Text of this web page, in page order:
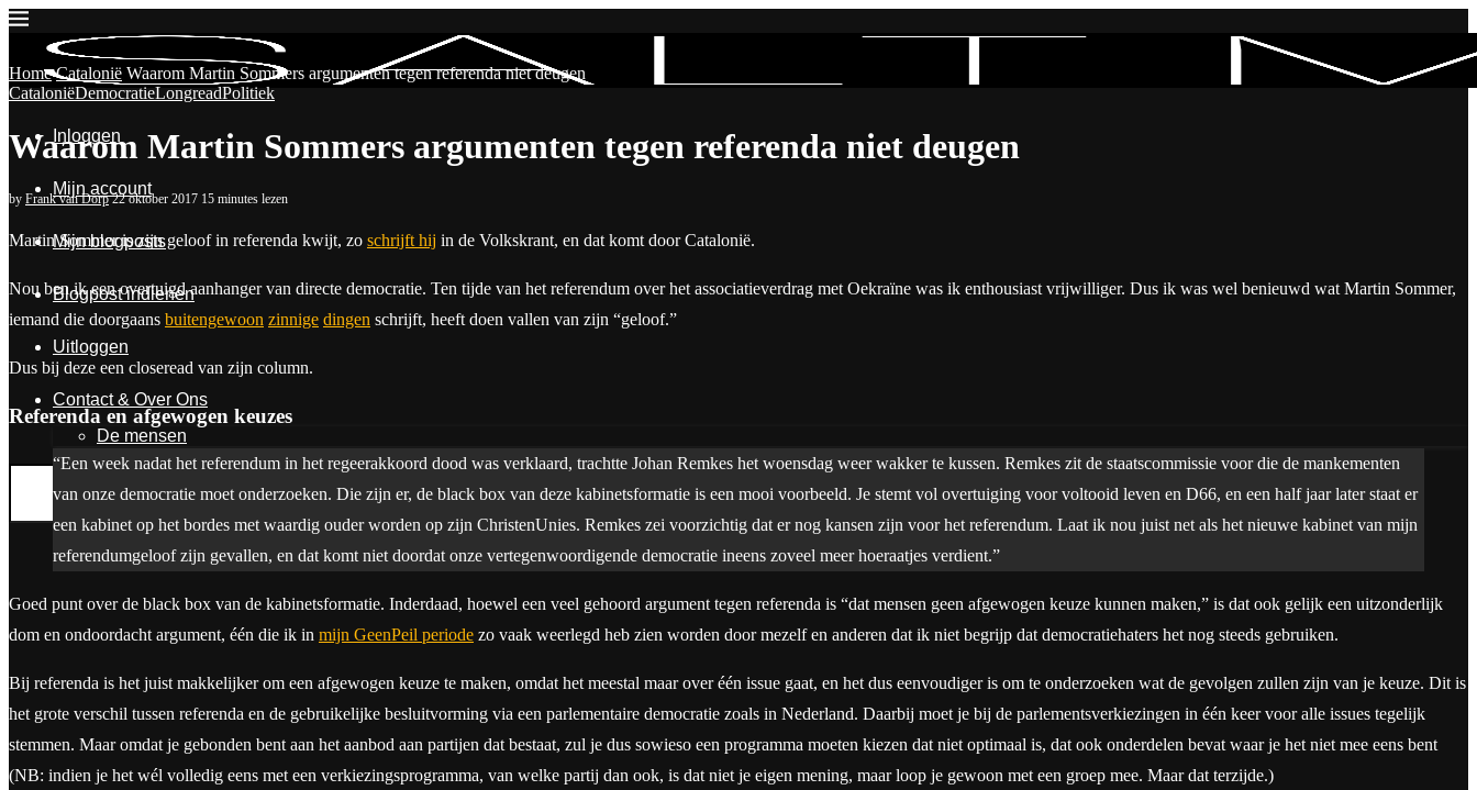
Inloggen
Mijn account
Mijn blogposts
Blogpost indienen
Uitloggen
Contact & Over Ons
De mensen
Search
Home Catalonië Waarom Martin Sommers argumenten tegen referenda niet deugen
CataloniëDemocratieLongreadPolitiek
Waarom Martin Sommers argumenten tegen referenda niet deugen
by Frank van Dorp 22 oktober 2017 15 minutes lezen
Martin Sommer is zijn geloof in referenda kwijt, zo schrijft hij in de Volkskrant, en dat komt door Catalonië.
Nou ben ik een overtuigd aanhanger van directe democratie. Ten tijde van het referendum over het associatieverdrag met Oekraïne was ik enthousiast vrijwilliger. Dus ik was wel benieuwd wat Martin Sommer,
iemand die doorgaans buitengewoon zinnige dingen schrijft, heeft doen vallen van zijn “geloof.”
Dus bij deze een closeread van zijn column.
Referenda en afgewogen keuzes
“Een week nadat het referendum in het regeerakkoord dood was verklaard, trachtte Johan Remkes het woensdag weer wakker te kussen. Remkes zit de staatscommissie voor die de mankementen
van onze democratie moet onderzoeken. Die zijn er, de black box van deze kabinetsformatie is een mooi voorbeeld. Je stemt vol overtuiging voor voltooid leven en D66, en een half jaar later staat er
een kabinet op het bordes met waardig ouder worden op zijn ChristenUnies. Remkes zei voorzichtig dat er nog kansen zijn voor het referendum. Laat ik nou juist net als het nieuwe kabinet van mijn
referendumgeloof zijn gevallen, en dat komt niet doordat onze vertegenwoordigende democratie ineens zoveel meer hoeraatjes verdient.”
Goed punt over de black box van de kabinetsformatie. Inderdaad, hoewel een veel gehoord argument tegen referenda is “dat mensen geen afgewogen keuze kunnen maken,” is dat ook gelijk een uitzonderlijk
dom en ondoordacht argument, één die ik in mijn GeenPeil periode zo vaak weerlegd heb zien worden door mezelf en anderen dat ik niet begrijp dat democratiehaters het nog steeds gebruiken.
Bij referenda is het juist makkelijker om een afgewogen keuze te maken, omdat het meestal maar over één issue gaat, en het dus eenvoudiger is om te onderzoeken wat de gevolgen zullen zijn van je keuze. Dit is
het grote verschil tussen referenda en de gebruikelijke besluitvorming via een parlementaire democratie zoals in Nederland. Daarbij moet je bij de parlementsverkiezingen in één keer voor alle issues tegelijk
stemmen. Maar omdat je gebonden bent aan het aanbod aan partijen dat bestaat, zul je dus sowieso een programma moeten kiezen dat niet optimaal is, dat ook onderdelen bevat waar je het niet mee eens bent
(NB: indien je het wél volledig eens met een verkiezingsprogramma, van welke partij dan ook, is dat niet je eigen mening, maar loop je gewoon met een groep mee. Maar dat terzijde.)